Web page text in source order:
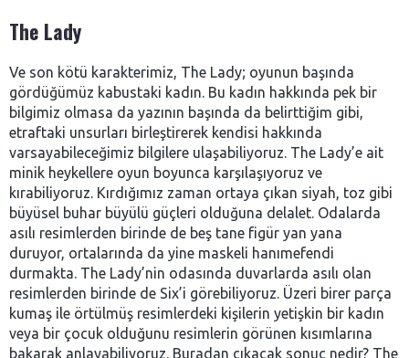
The Lady
Ve son kötü karakterimiz, The Lady; oyunun başında
gördüğümüz kabustaki kadın. Bu kadın hakkında pek bir
bilgimiz olmasa da yazının başında da belirttiğim gibi,
etraftaki unsurları birleştirerek kendisi hakkında
varsayabileceğimiz bilgilere ulaşabiliyoruz. The Lady’e ait
minik heykellere oyun boyunca karşılaşıyoruz ve
kırabiliyoruz. Kırdığımız zaman ortaya çıkan siyah, toz gibi
büyüsel buhar büyülü güçleri olduğuna delalet. Odalarda
asılı resimlerden birinde de beş tane figür yan yana
duruyor, ortalarında da yine maskeli hanımefendi
durmakta. The Lady’nin odasında duvarlarda asılı olan
resimlerden birinde de Six’i görebiliyoruz. Üzeri birer parça
kumaş ile örtülmüş resimlerdeki kişilerin yetişkin bir kadın
veya bir çocuk olduğunu resimlerin görünen kısımlarına
bakarak anlayabiliyoruz. Buradan çıkacak sonuç nedir? The